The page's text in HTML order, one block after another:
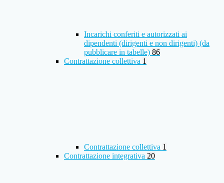
Incarichi conferiti e autorizzati ai
dipendenti (dirigenti e non dirigenti) (da
pubblicare in tabelle) 86
Contrattazione collettiva 1
Contrattazione collettiva 1
Contrattazione integrativa 20